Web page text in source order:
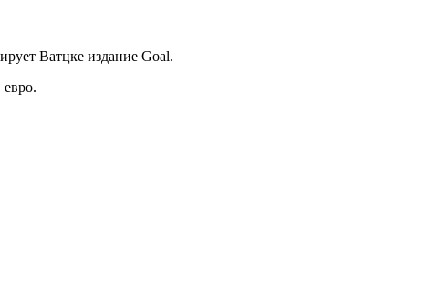
Ватцке издание Goal.